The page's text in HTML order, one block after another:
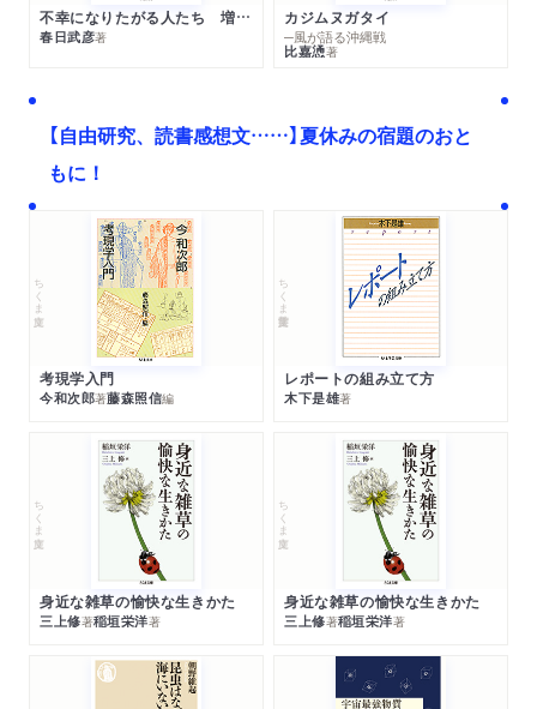
不幸になりたがる人たち 増補新版
春日武彦著
カジムヌガタイ
─風が語る沖縄戦
比嘉慂著
【自由研究、読書感想文……】夏休みの宿題のおと
もに！
ちくま文庫
考現学入門
今和次郎著藤森照信編
ちくま学芸文庫
レポートの組み立て方
木下是雄著
ちくま文庫
身近な雑草の愉快な生きかた
三上修著稲垣栄洋著
ちくま文庫
身近な雑草の愉快な生きかた
三上修著稲垣栄洋著